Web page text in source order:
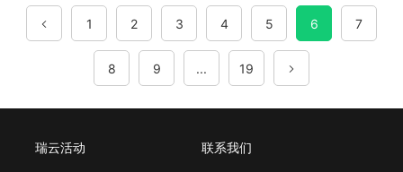
1 2 3 4 5 6 7
8 9 ... 19
瑞云活动 联系我们